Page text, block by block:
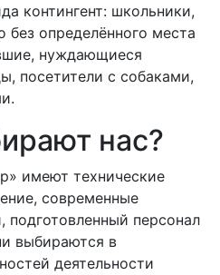
контингент: школьники,
определённого места
нуждающиеся
посетители с собаками,
нас?
имеют технические
современные
подготовленный персонал
выбираются в
деятельности